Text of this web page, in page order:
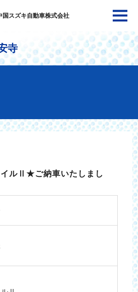
国スズキ自動車株式会社
寺
ルⅡ★ご納車いたしまし